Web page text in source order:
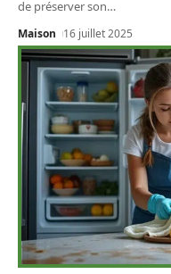
de préserver son…
Maison 16 juillet 2025